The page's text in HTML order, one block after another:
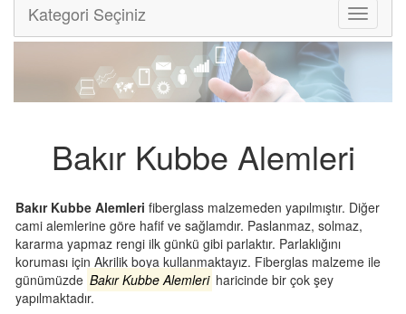
Menüler
Kategori Seçiniz
Bakır Kubbe Alemleri
Bakır Kubbe Alemleri fiberglass malzemeden yapılmıştır. Diğer
cami alemlerine göre hafif ve sağlamdır. Paslanmaz, solmaz,
kararma yapmaz rengi ilk günkü gibi parlaktır. Parlaklığını
koruması için Akrilik boya kullanmaktayız. Fiberglas malzeme ile
günümüzde Bakır Kubbe Alemleri haricinde bir çok şey
yapılmaktadır.